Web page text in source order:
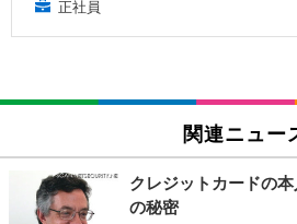
正社員
関連ニュー
クレジットカードの
の秘密